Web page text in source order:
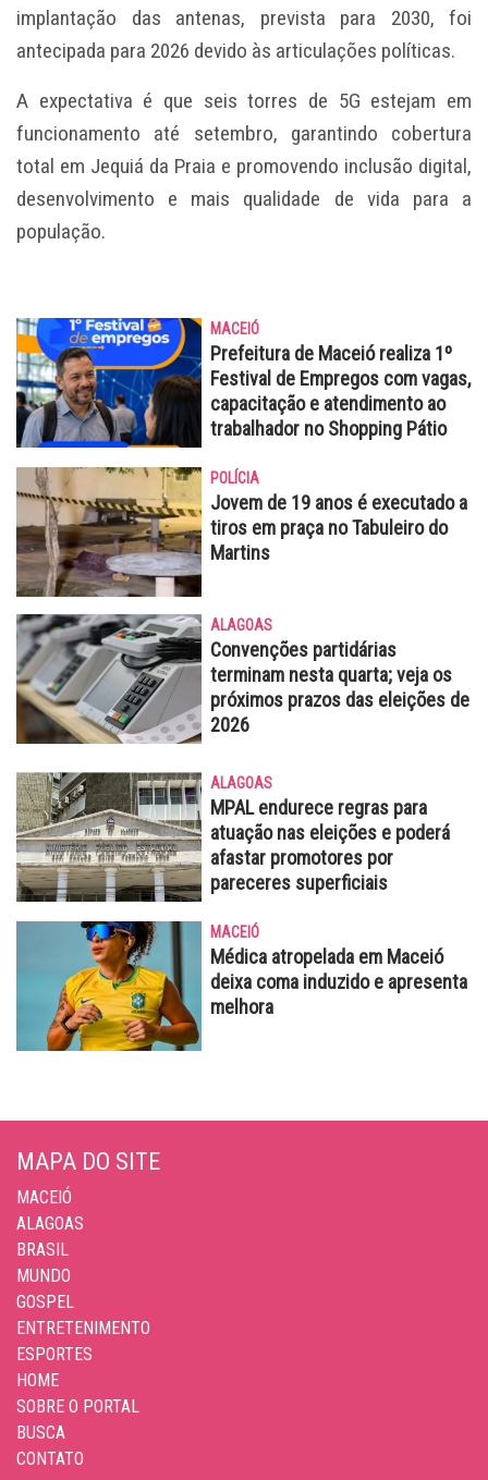
implantação das antenas, prevista para 2030, foi
antecipada para 2026 devido às articulações políticas.
A expectativa é que seis torres de 5G estejam em
funcionamento até setembro, garantindo cobertura
total em Jequiá da Praia e promovendo inclusão digital,
desenvolvimento e mais qualidade de vida para a
população.
MACEIÓ
Prefeitura de Maceió realiza 1º
Festival de Empregos com vagas,
capacitação e atendimento ao
trabalhador no Shopping Pátio
POLÍCIA
Jovem de 19 anos é executado a
tiros em praça no Tabuleiro do
Martins
ALAGOAS
Convenções partidárias
terminam nesta quarta; veja os
próximos prazos das eleições de
2026
ALAGOAS
MPAL endurece regras para
atuação nas eleições e poderá
afastar promotores por
pareceres superficiais
MACEIÓ
Médica atropelada em Maceió
deixa coma induzido e apresenta
melhora
MAPA DO SITE
MACEIÓ
ALAGOAS
BRASIL
MUNDO
GOSPEL
ENTRETENIMENTO
ESPORTES
HOME
SOBRE O PORTAL
BUSCA
CONTATO